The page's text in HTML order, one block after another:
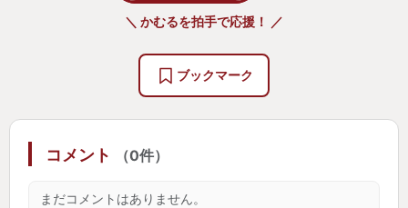
完成度の作品にはなかなか出会えません。
そのうえで本家では割と「即死・意地悪・理不尽」
な要素が満載ですが、そこはうまい具合に緩和され
という人にも是非味わってもらいたい。本家を最大
限にリスペクトしつつも、シリーズファン意外を置
いてきぼりにはしない心配りを感じることができま
＼ かむるを拍手で応援！ ／
ブックマーク
コメント （0件）
まだコメントはありません。